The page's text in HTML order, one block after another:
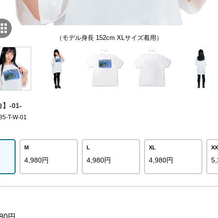
（モデル身長 152cm XLサイズ着用）
】-01-
T-W-01
M
4,980円
L
4,980円
XL
4,980円